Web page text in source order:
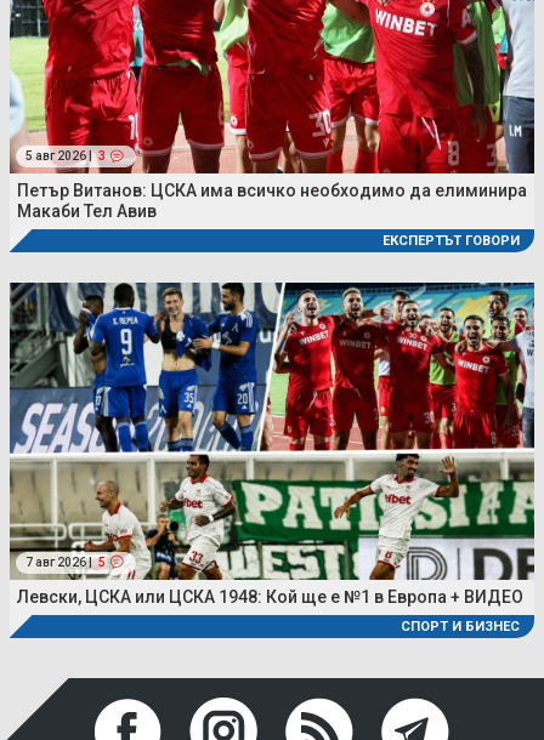
5 авг 2026 | 3
Петър Витанов: ЦСКА има всичко необходимо да елиминира
Макаби Тел Авив
ЕКСПЕРТЪТ ГОВОРИ
7 авг 2026 | 5
Левски, ЦСКА или ЦСКА 1948: Кой ще е №1 в Европа + ВИДЕО
СПОРТ И БИЗНЕС